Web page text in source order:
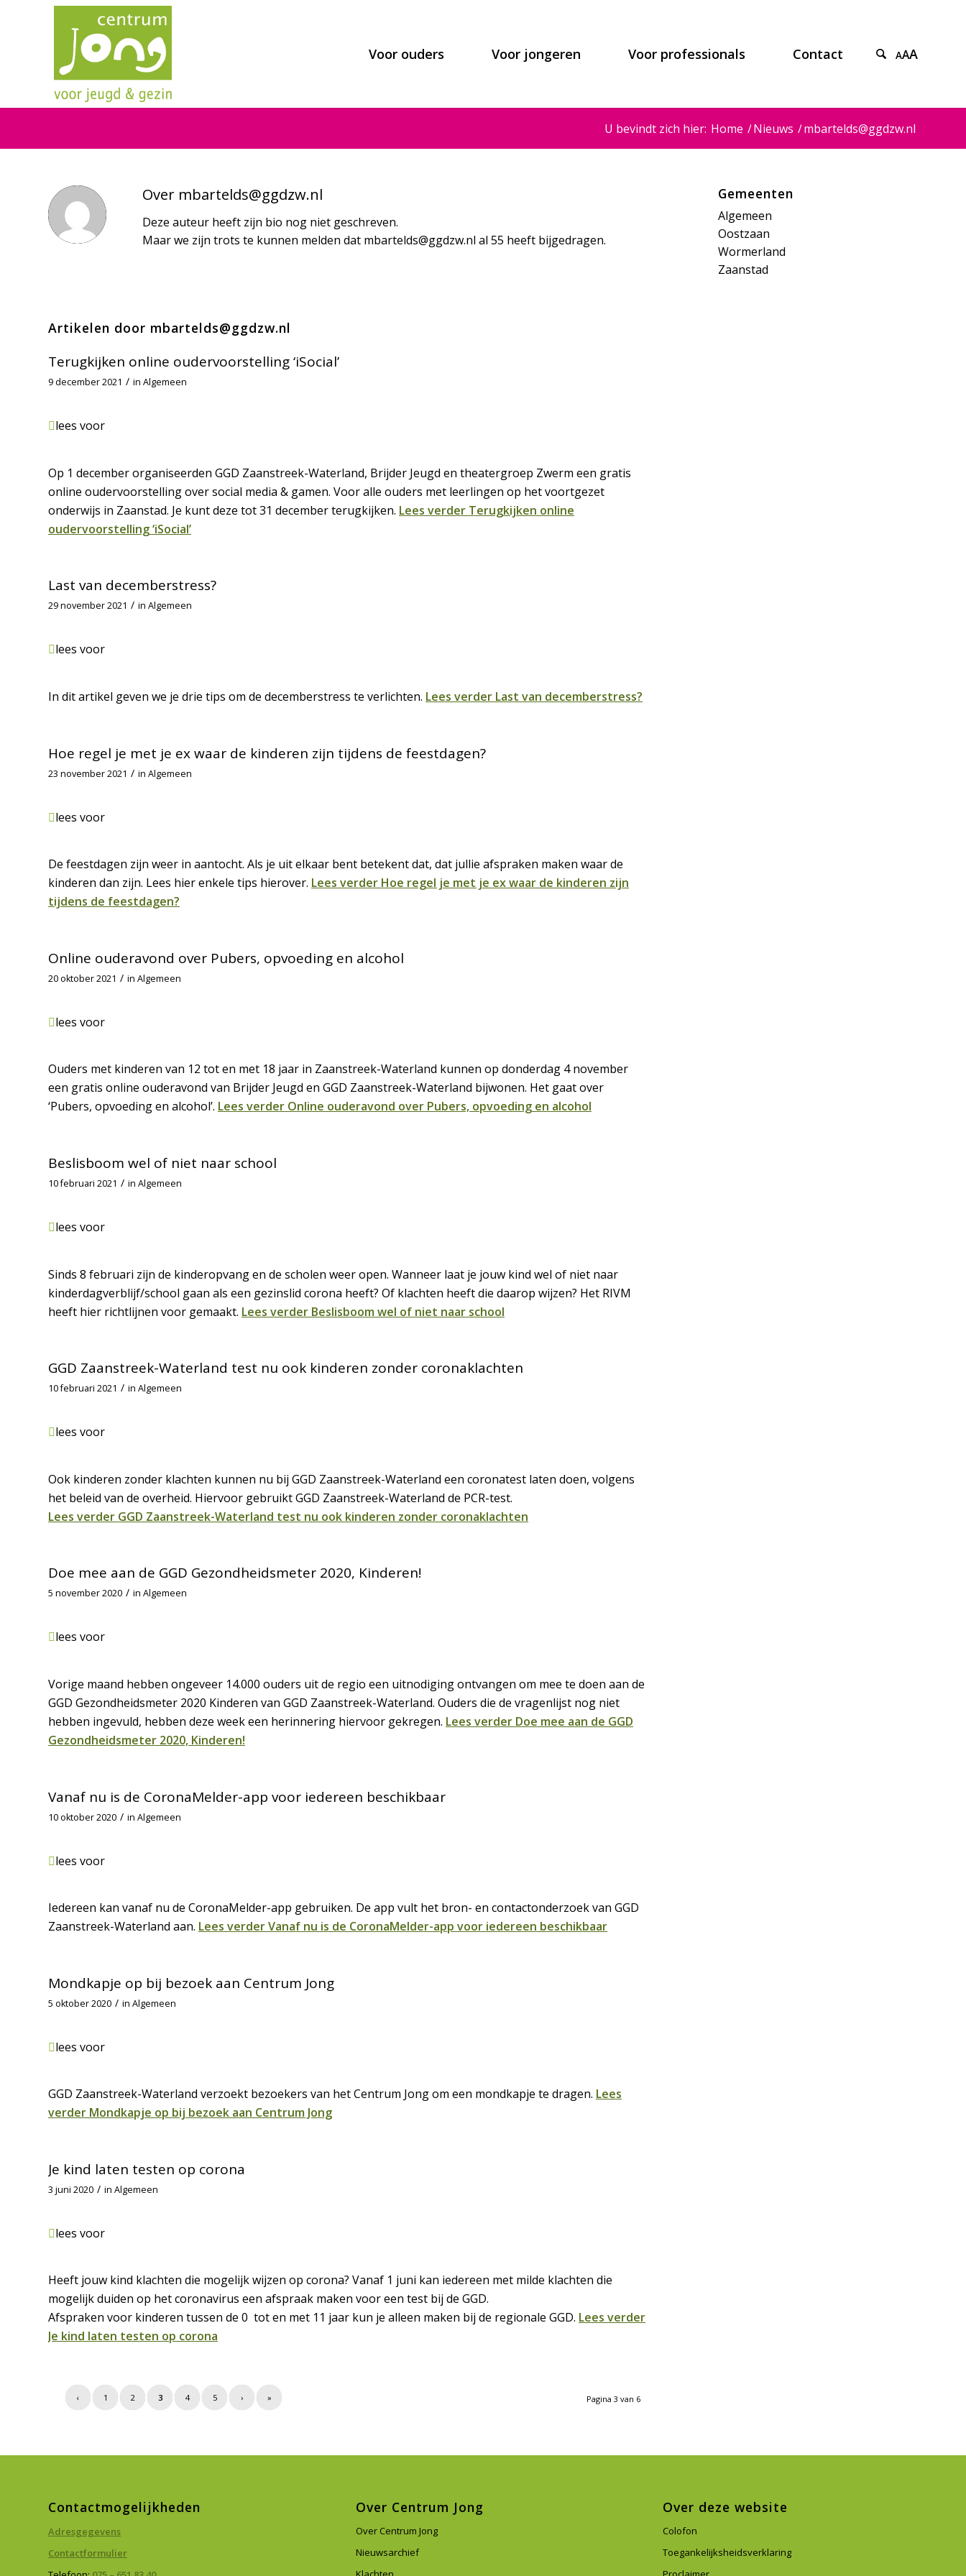
Voor ouders Voor jongeren Voor professionals Contact AAA
U bevindt zich hier: Home /Nieuws /mbartelds@ggdzw.nl
Over mbartelds@ggdzw.nl
Deze auteur heeft zijn bio nog niet geschreven.
Maar we zijn trots te kunnen melden dat mbartelds@ggdzw.nl al 55 heeft bijgedragen.
Artikelen door mbartelds@ggdzw.nl
Terugkijken online oudervoorstelling ‘iSocial’
9 december 2021 / in Algemeen
lees voor
Op 1 december organiseerden GGD Zaanstreek-Waterland, Brijder Jeugd en theatergroep Zwerm een gratis
online oudervoorstelling over social media & gamen. Voor alle ouders met leerlingen op het voortgezet
onderwijs in Zaanstad. Je kunt deze tot 31 december terugkijken. Lees verder Terugkijken online
oudervoorstelling ‘iSocial’
Last van decemberstress?
29 november 2021 / in Algemeen
lees voor
In dit artikel geven we je drie tips om de decemberstress te verlichten. Lees verder Last van decemberstress?
Hoe regel je met je ex waar de kinderen zijn tijdens de feestdagen?
23 november 2021 / in Algemeen
lees voor
De feestdagen zijn weer in aantocht. Als je uit elkaar bent betekent dat, dat jullie afspraken maken waar de
kinderen dan zijn. Lees hier enkele tips hierover. Lees verder Hoe regel je met je ex waar de kinderen zijn
tijdens de feestdagen?
Online ouderavond over Pubers, opvoeding en alcohol
20 oktober 2021 / in Algemeen
lees voor
Ouders met kinderen van 12 tot en met 18 jaar in Zaanstreek-Waterland kunnen op donderdag 4 november
een gratis online ouderavond van Brijder Jeugd en GGD Zaanstreek-Waterland bijwonen. Het gaat over
‘Pubers, opvoeding en alcohol’. Lees verder Online ouderavond over Pubers, opvoeding en alcohol
Beslisboom wel of niet naar school
10 februari 2021 / in Algemeen
lees voor
Sinds 8 februari zijn de kinderopvang en de scholen weer open. Wanneer laat je jouw kind wel of niet naar
kinderdagverblijf/school gaan als een gezinslid corona heeft? Of klachten heeft die daarop wijzen? Het RIVM
heeft hier richtlijnen voor gemaakt. Lees verder Beslisboom wel of niet naar school
GGD Zaanstreek-Waterland test nu ook kinderen zonder coronaklachten
10 februari 2021 / in Algemeen
lees voor
Ook kinderen zonder klachten kunnen nu bij GGD Zaanstreek-Waterland een coronatest laten doen, volgens
het beleid van de overheid. Hiervoor gebruikt GGD Zaanstreek-Waterland de PCR-test.
Lees verder GGD Zaanstreek-Waterland test nu ook kinderen zonder coronaklachten
Doe mee aan de GGD Gezondheidsmeter 2020, Kinderen!
5 november 2020 / in Algemeen
lees voor
Vorige maand hebben ongeveer 14.000 ouders uit de regio een uitnodiging ontvangen om mee te doen aan de
GGD Gezondheidsmeter 2020 Kinderen van GGD Zaanstreek-Waterland. Ouders die de vragenlijst nog niet
hebben ingevuld, hebben deze week een herinnering hiervoor gekregen. Lees verder Doe mee aan de GGD
Gezondheidsmeter 2020, Kinderen!
Vanaf nu is de CoronaMelder-app voor iedereen beschikbaar
10 oktober 2020 / in Algemeen
lees voor
Iedereen kan vanaf nu de CoronaMelder-app gebruiken. De app vult het bron- en contactonderzoek van GGD
Zaanstreek-Waterland aan. Lees verderVanaf nu is de CoronaMelder-app voor iedereen beschikbaar
Mondkapje op bij bezoek aan Centrum Jong
5 oktober 2020 / in Algemeen
lees voor
GGD Zaanstreek-Waterland verzoekt bezoekers van het Centrum Jong om een mondkapje te dragen. Lees
verder Mondkapje op bij bezoek aan Centrum Jong
Je kind laten testen op corona
3 juni 2020 / in Algemeen
lees voor
Heeft jouw kind klachten die mogelijk wijzen op corona? Vanaf 1 juni kan iedereen met milde klachten die
mogelijk duiden op het coronavirus een afspraak maken voor een test bij de GGD.
Afspraken voor kinderen tussen de 0 tot en met 11 jaar kun je alleen maken bij de regionale GGD. Lees verder
Je kind laten testen op corona
Pagina 3 van 6
‹ 1 2 3 4 5 › »
Gemeenten
Algemeen
Oostzaan
Wormerland
Zaanstad
Contactmogelijkheden
Adresgegevens
Contactformulier
Over Centrum Jong
Over Centrum Jong
Nieuwsarchief
Over deze website
Colofon
Toegankelijksheidsverklaring